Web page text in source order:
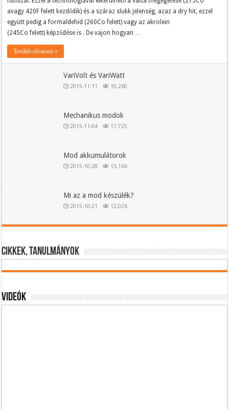
avagy 420F felett kezdődik) és a száraz slukk jelenség, azaz a dry hit, ezzel
együtt pedig a formaldehid (260Co felett) vagy az akrolein
(245Co felett) képződése is . De vajon hogyan …
Tovább olvasom »
VariVolt és VariWatt
2015-11-11 10,260
Mechanikus modok
2015-11-04 17,725
Mod akkumulátorok
2015-10-28 13,166
Mi az a mod készülék?
2015-10-21 12,026
Cikkek, tanulmányok
Videók